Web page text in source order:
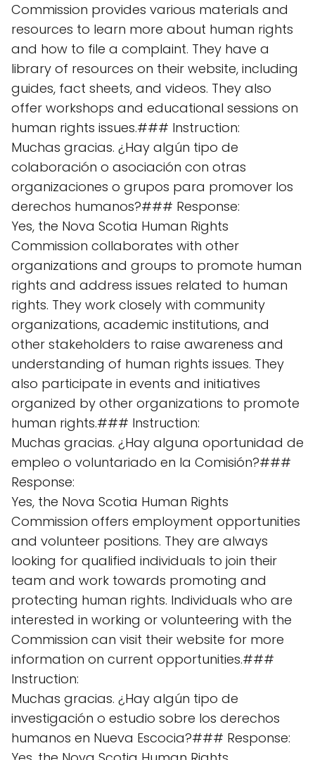
Commission provides various materials and
resources to learn more about human rights
and how to file a complaint. They have a
library of resources on their website, including
guides, fact sheets, and videos. They also
offer workshops and educational sessions on
human rights issues.### Instruction:
Muchas gracias. ¿Hay algún tipo de
colaboración o asociación con otras
organizaciones o grupos para promover los
derechos humanos?### Response:
Yes, the Nova Scotia Human Rights
Commission collaborates with other
organizations and groups to promote human
rights and address issues related to human
rights. They work closely with community
organizations, academic institutions, and
other stakeholders to raise awareness and
understanding of human rights issues. They
also participate in events and initiatives
organized by other organizations to promote
human rights.### Instruction:
Muchas gracias. ¿Hay alguna oportunidad de
empleo o voluntariado en la Comisión?###
Response:
Yes, the Nova Scotia Human Rights
Commission offers employment opportunities
and volunteer positions. They are always
looking for qualified individuals to join their
team and work towards promoting and
protecting human rights. Individuals who are
interested in working or volunteering with the
Commission can visit their website for more
information on current opportunities.###
Instruction:
Muchas gracias. ¿Hay algún tipo de
investigación o estudio sobre los derechos
humanos en Nueva Escocia?### Response: